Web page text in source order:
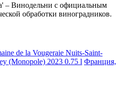
– Винодельни с официальным
обработки виноградников.
de la Vougeraie Nuits-Saint-
(Monopole) 2023 0.75 l Франция,